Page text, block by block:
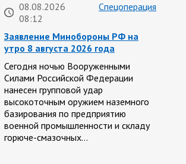
08.08.2026
08:12
Спецоперация
Заявление Минобороны РФ на
утро 8 августа 2026 года
Сегодня ночью Вооруженными
Силами Российской Федерации
нанесен групповой удар
высокоточным оружием наземного
базирования по предприятию
военной промышленности и складу
горюче-смазочных…